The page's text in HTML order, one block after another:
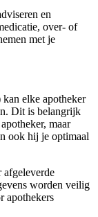
en
over- of
met je
elke apotheker
Dit is belangrijk
maar
ook hij je optimaal
afgeleverde
worden veilig
apothekers